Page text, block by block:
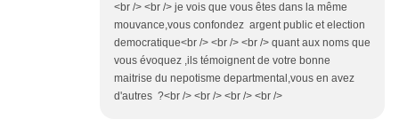
<br /> <br /> je vois que vous êtes dans la même
mouvance,vous confondez argent public et election
democratique<br /> <br /> <br /> quant aux noms que
vous évoquez ,ils témoignent de votre bonne
maitrise du nepotisme departmental,vous en avez
d'autres ?<br /> <br /> <br /> <br />